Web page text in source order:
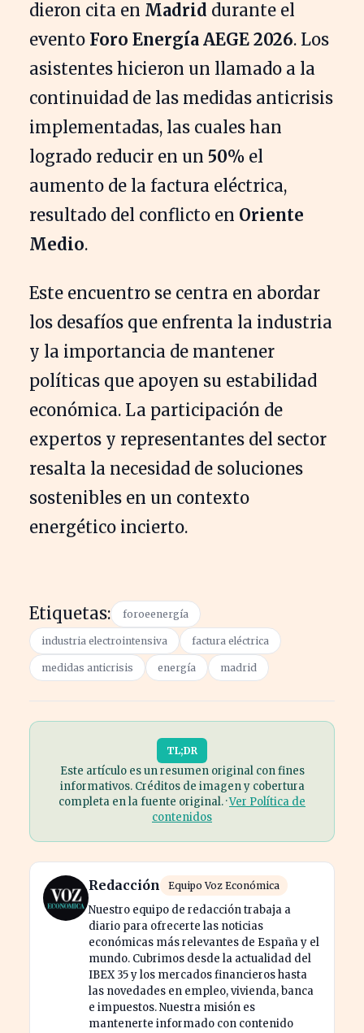
dieron cita en Madrid durante el
evento Foro Energía AEGE 2026. Los
asistentes hicieron un llamado a la
continuidad de las medidas anticrisis
implementadas, las cuales han
logrado reducir en un 50% el
aumento de la factura eléctrica,
resultado del conflicto en Oriente
Medio.
Este encuentro se centra en abordar
los desafíos que enfrenta la industria
y la importancia de mantener
políticas que apoyen su estabilidad
económica. La participación de
expertos y representantes del sector
resalta la necesidad de soluciones
sostenibles en un contexto
energético incierto.
Etiquetas: foroeenergía
industria electrointensiva factura eléctrica
medidas anticrisis energía madrid
TL;DR
Este artículo es un resumen original con fines
informativos. Créditos de imagen y cobertura
completa en la fuente original. ·Ver Política de
contenidos
Redacción Equipo Voz Económica
Nuestro equipo de redacción trabaja a
diario para ofrecerte las noticias
económicas más relevantes de España y el
mundo. Cubrimos desde la actualidad del
IBEX 35 y los mercados financieros hasta
las novedades en empleo, vivienda, banca
e impuestos. Nuestra misión es
mantenerte informado con contenido